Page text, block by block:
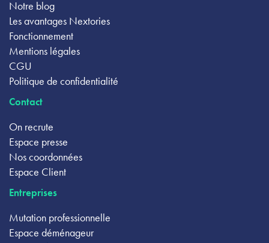
Notre blog
Les avantages Nextories
Fonctionnement
Mentions légales
CGU
Politique de confidentialité
Contact
On recrute
Espace presse
Nos coordonnées
Espace Client
Entreprises
Mutation professionnelle
Espace déménageur